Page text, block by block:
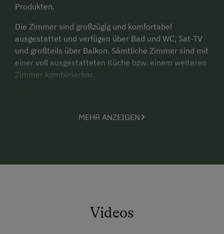
Produkten.
Die Zimmer sind großzügig und komfortabel
ausgestattet und verfügen über Bad und WC, Sat-TV
und großteils über Balkon. Sämtliche Zimmer sind mit
einer voll ausgestatteten Küche bzw. einem weiteren
Zimmer kombinierbar.
MEHR ANZEIGEN
Videos